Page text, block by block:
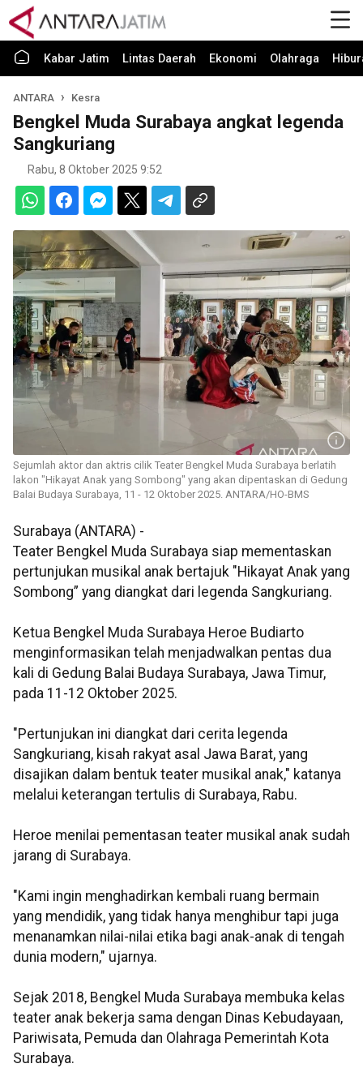
Kabar Jatim Lintas Daerah Ekonomi Olahraga
ANTARA Kesra
Bengkel Muda Surabaya angkat legenda
Sangkuriang
Rabu, 8 Oktober 2025 9:52
Sejumlah aktor dan aktris cilik Teater Bengkel Muda Surabaya berlatih
lakon "Hikayat Anak yang Sombong" yang akan dipentaskan di Gedung
Balai Budaya Surabaya, 11 - 12 Oktober 2025. ANTARA/HO-BMS
Surabaya (ANTARA) -
Teater Bengkel Muda Surabaya siap mementaskan
pertunjukan musikal anak bertajuk "Hikayat Anak yang
Sombong” yang diangkat dari legenda Sangkuriang.
Ketua Bengkel Muda Surabaya Heroe Budiarto
menginformasikan telah menjadwalkan pentas dua
kali di Gedung Balai Budaya Surabaya, Jawa Timur,
pada 11-12 Oktober 2025.
"Pertunjukan ini diangkat dari cerita legenda
Sangkuriang, kisah rakyat asal Jawa Barat, yang
disajikan dalam bentuk teater musikal anak," katanya
melalui keterangan tertulis di Surabaya, Rabu.
Heroe menilai pementasan teater musikal anak sudah
jarang di Surabaya.
"Kami ingin menghadirkan kembali ruang bermain
yang mendidik, yang tidak hanya menghibur tapi juga
menanamkan nilai-nilai etika bagi anak-anak di tengah
dunia modern," ujarnya.
Sejak 2018, Bengkel Muda Surabaya membuka kelas
teater anak bekerja sama dengan Dinas Kebudayaan,
Pariwisata, Pemuda dan Olahraga Pemerintah Kota
Surabaya.